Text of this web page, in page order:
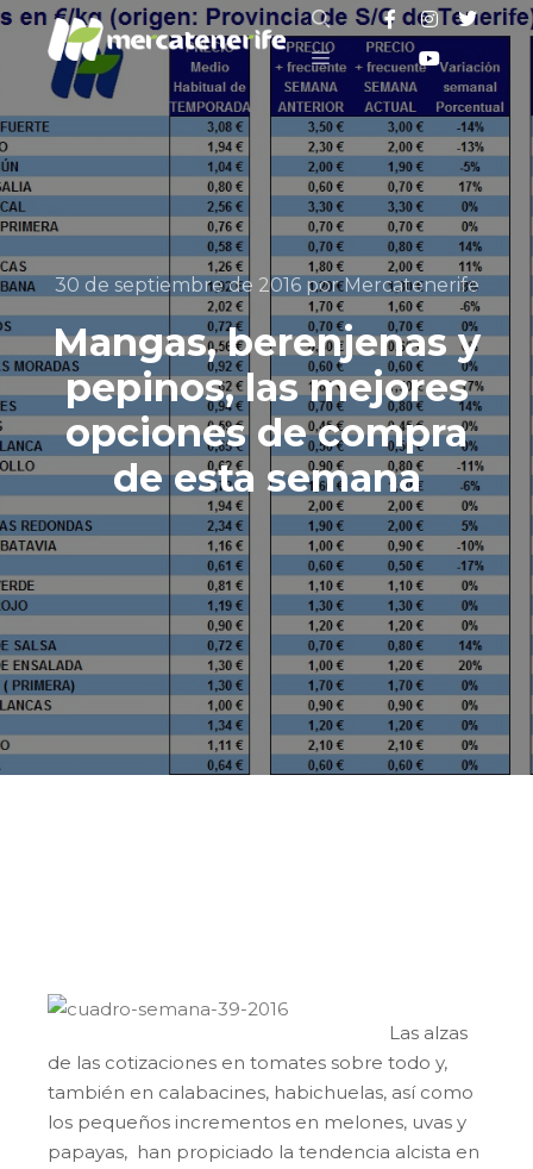
Buscar
Menú principal
30 de septiembre de 2016porMercatenerife
Mangas, berenjenas y
pepinos, las mejores
opciones de compra
de esta semana
Las alzas
de las cotizaciones en tomates sobre todo y,
también en calabacines, habichuelas, así como
los pequeños incrementos en melones, uvas y
papayas, han propiciado la tendencia alcista en